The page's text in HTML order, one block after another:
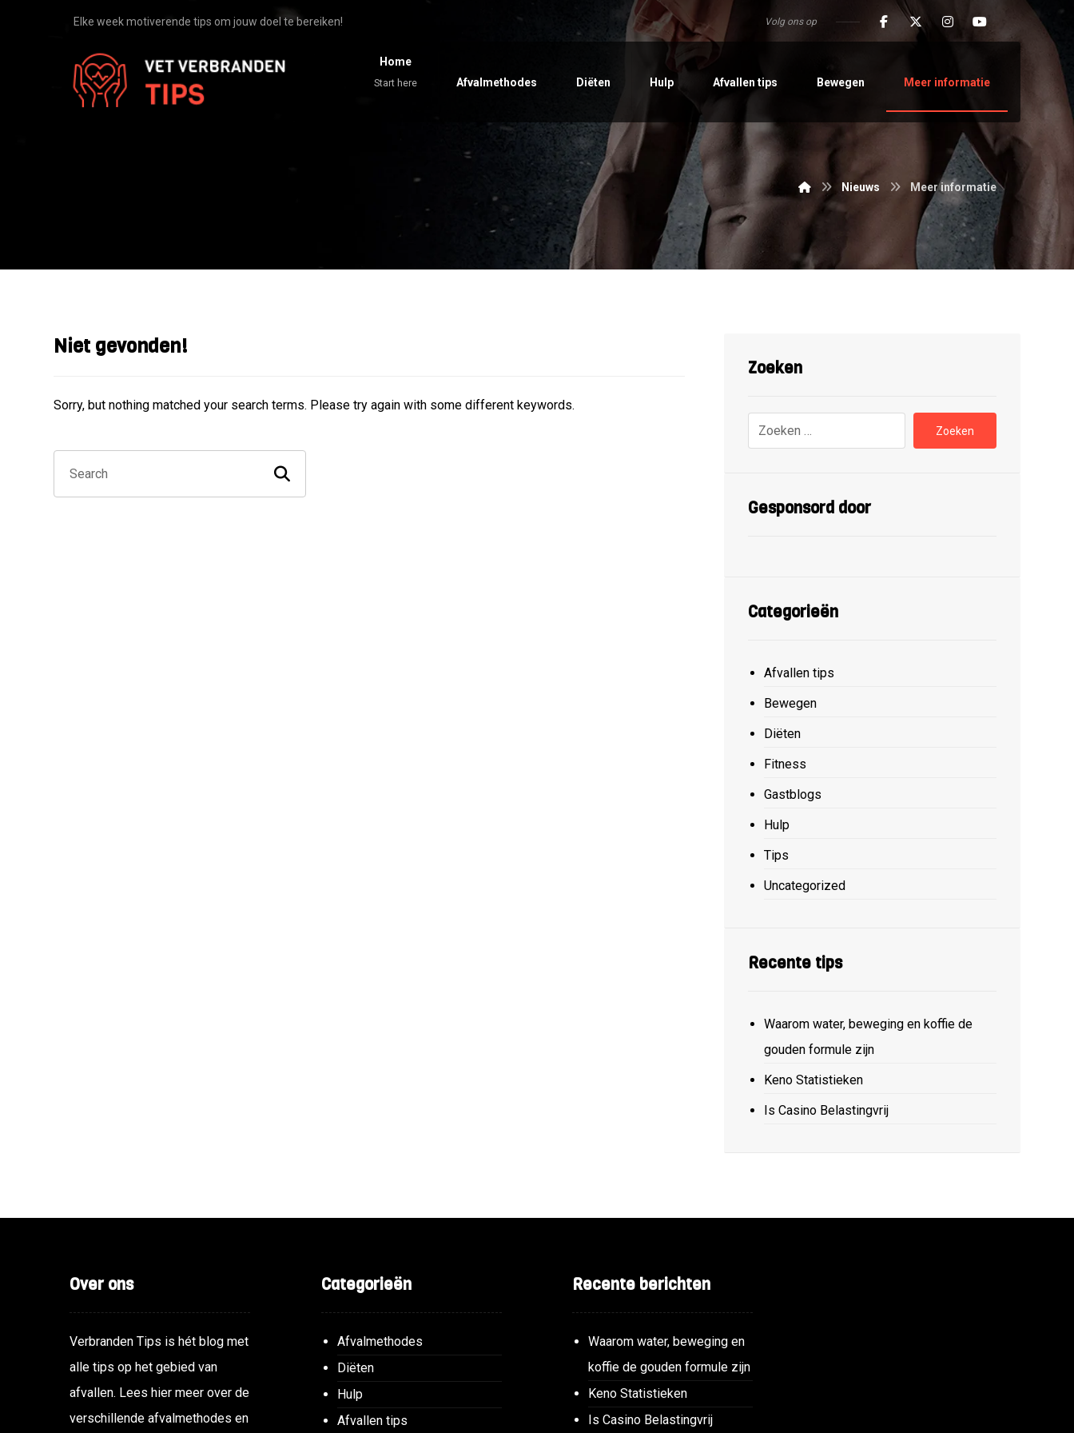
Elke week motiverende tips om jouw doel te bereiken! Volg ons op
Home
Start here Afvalmethodes Diëten Hulp Afvallen tips Bewegen Meer informatie
Nieuws Meer informatie
Niet gevonden!
Sorry, but nothing matched your search terms. Please try again with some different keywords.
Zoeken
Zoeken
Gesponsord door
Categorieën
Afvallen tips
Bewegen
Diëten
Fitness
Gastblogs
Hulp
Tips
Uncategorized
Recente tips
Waarom water, beweging en koffie de
gouden formule zijn
Keno Statistieken
Is Casino Belastingvrij
Over ons
Verbranden Tips is hét blog met
alle tips op het gebied van
afvallen. Lees hier meer over de
verschillende afvalmethodes en
Categorieën
Afvalmethodes
Diëten
Hulp
Afvallen tips
Recente berichten
Waarom water, beweging en
koffie de gouden formule zijn
Keno Statistieken
Is Casino Belastingvrij